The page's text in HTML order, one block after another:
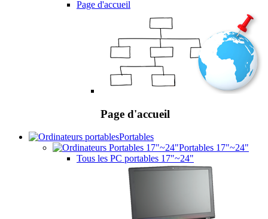
Page d'accueil
Page d'accueil
Portables
Portables 17"~24"
Tous les PC portables 17"~24"